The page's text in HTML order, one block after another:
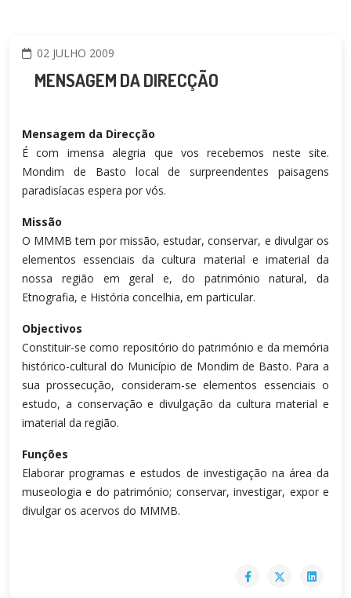
02 JULHO 2009
MENSAGEM DA DIRECÇÃO
Mensagem da Direcção
É com imensa alegria que vos recebemos neste site.
Mondim de Basto local de surpreendentes paisagens
paradisíacas espera por vós.
Missão
O MMMB tem por missão, estudar, conservar, e divulgar os
elementos essenciais da cultura material e imaterial da
nossa região em geral e, do património natural, da
Etnografia, e História concelhia, em particular.
Objectivos
Constituir-se como repositório do património e da memória
histórico-cultural do Município de Mondim de Basto. Para a
sua prossecução, consideram-se elementos essenciais o
estudo, a conservação e divulgação da cultura material e
imaterial da região.
Funções
Elaborar programas e estudos de investigação na área da
museologia e do património; conservar, investigar, expor e
divulgar os acervos do MMMB.